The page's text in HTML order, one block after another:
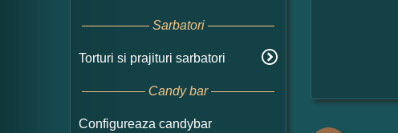
Sarbatori
Torturi si prajituri sarbatori
Candy bar
Configureaza candybar